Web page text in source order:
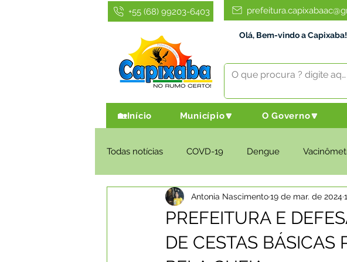
+55 (68) 99203-6403
Olá, Bem-vindo a Capixaba!
🏡Início Município🔽 O Governo🔽
Todas notícias COVD-19 Dengue
Infraestrutura e Obras Agricultura e Meio
Administração e Finanças Institucional e
PREFEITURA E
DE CESTAS BÁSICAS
Antonia Nascimento19 de mar. de 2024